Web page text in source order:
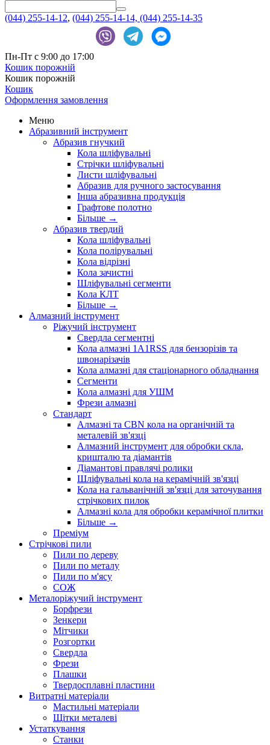
(044) 255-14-12, (044) 255-14-14, (044) 255-14-35
Пн-Пт с 9:00 до 17:00
Кошик порожній
Кошик порожній
Кошик
Оформлення замовлення
Меню
Абразивний інструмент
Абразив гнучкий
Кола шліфувальні
Стрічки шліфувальні
Листи шліфувальні
Абразив для ручного застосування
Інша абразивна продукція
Графтове полотно
Більше →
Абразив твердий
Кола шліфувальні
Кола полірувальні
Кола відрізні
Кола зачистні
Шліфувальні сегменти
Кола КЛТ
Більше →
Алмазний інструмент
Ріжучий інструмент
Свердла сегментні
Кола алмазні 1A1RSS для бензорізів та
швонарізачів
Кола алмазні для стаціонарного обладнання
Сегменти
Кола алмазні для УШМ
Фрези алмазні
Стандарт
Алмазні та CBN кола на органічній та
металевій зв'язці
Алмазний інструмент для обробки скла,
кришталю та діамантів
Діамантові правлячі ролики
Шліфувальні кола на керамічній зв'язці
Кола на гальванічній зв'язці для заточування
стрічкових пилок
Алмазні кола для обробки керамічної плитки
Більше →
Преміум
Стрічкові пили
Пили по дереву
Пили по металу
Пили по м'ясу
СОЖ
Металоріжучий інструмент
Борфрези
Зенкери
Мітчики
Розгортки
Свердла
Фрези
Плашки
Твердосплавні пластини
Витратні матеріали
Мастильні матеріали
Щітки металеві
Устаткування
Станки